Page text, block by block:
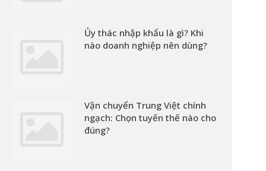
Ủy thác nhập khẩu là gì? Khi
nào doanh nghiệp nên dùng?
Vận chuyển Trung Việt chính
ngạch: Chọn tuyến thế nào cho
đúng?